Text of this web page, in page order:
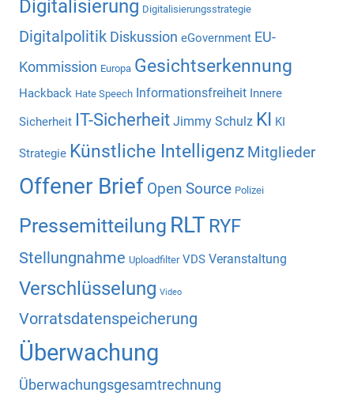
Digitalisierung Digitalisierungsstrategie
Digitalpolitik Diskussion eGovernment EU-
Kommission Europa Gesichtserkennung
Hackback Hate Speech Informationsfreiheit Innere
Sicherheit IT-Sicherheit Jimmy Schulz KI KI
Strategie Künstliche Intelligenz Mitglieder
Offener Brief Open Source Polizei
Pressemitteilung RLT RYF
Stellungnahme Uploadfilter VDS Veranstaltung
Verschlüsselung Video
Vorratsdatenspeicherung
Überwachung
Überwachungsgesamtrechnung